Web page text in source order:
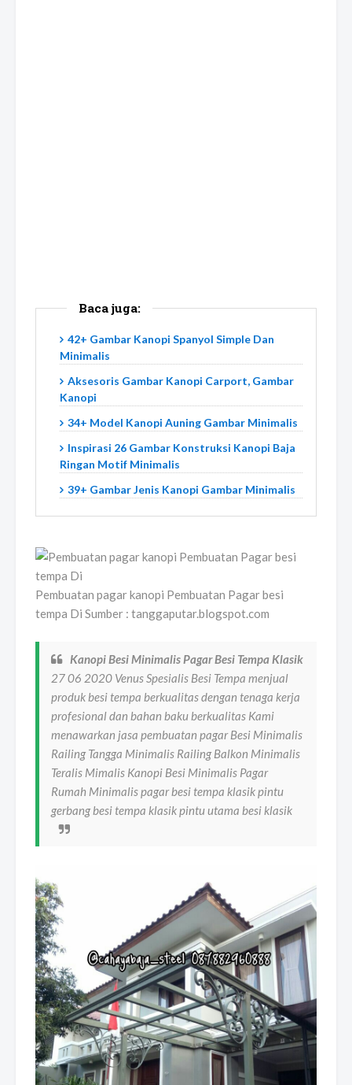
Baca juga:
42+ Gambar Kanopi Spanyol Simple Dan
Minimalis
Aksesoris Gambar Kanopi Carport, Gambar
Kanopi
34+ Model Kanopi Auning Gambar Minimalis
Inspirasi 26 Gambar Konstruksi Kanopi Baja
Ringan Motif Minimalis
39+ Gambar Jenis Kanopi Gambar Minimalis
Pembuatan pagar kanopi Pembuatan Pagar besi
tempa Di Sumber : tanggaputar.blogspot.com
Kanopi Besi Minimalis Pagar Besi Tempa Klasik
27 06 2020 Venus Spesialis Besi Tempa menjual
produk besi tempa berkualitas dengan tenaga kerja
profesional dan bahan baku berkualitas Kami
menawarkan jasa pembuatan pagar Besi Minimalis
Railing Tangga Minimalis Railing Balkon Minimalis
Teralis Mimalis Kanopi Besi Minimalis Pagar
Rumah Minimalis pagar besi tempa klasik pintu
gerbang besi tempa klasik pintu utama besi klasik